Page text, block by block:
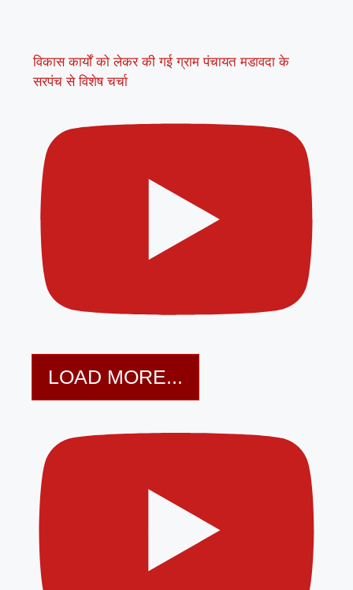
विकास कार्यों को लेकर की गई ग्राम पंचायत मडावदा के
सरपंच से विशेष चर्चा
LOAD MORE...